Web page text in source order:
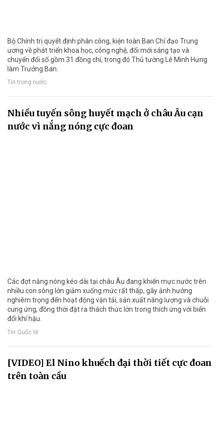
Bộ Chính trị quyết định phân công, kiện toàn Ban Chỉ đạo Trung
ương về phát triển khoa học, công nghệ, đổi mới sáng tạo và
chuyển đổi số gồm 31 đồng chí, trong đó Thủ tướng Lê Minh Hưng
làm Trưởng Ban.
Tin trong nước
Nhiều tuyến sông huyết mạch ở châu Âu cạn
nước vì nắng nóng cực đoan
Các đợt nắng nóng kéo dài tại châu Âu đang khiến mực nước trên
nhiều con sông lớn giảm xuống mức rất thấp, gây ảnh hưởng
nghiêm trọng đến hoạt động vận tải, sản xuất năng lượng và chuỗi
cung ứng, đồng thời đặt ra thách thức lớn trong thích ứng với biến
đổi khí hậu.
Tin Quốc tế
[VIDEO] El Nino khuếch đại thời tiết cực đoan
trên toàn cầu